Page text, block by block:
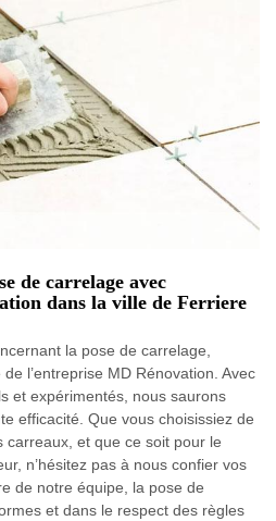
de carrelage avec
dans la ville de Ferriere
la pose de carrelage,
l’entreprise MD Rénovation. Avec
et expérimentés, nous saurons
efficacité. Que vous choisissiez de
et que ce soit pour le
n’hésitez pas à nous confier vos
de notre équipe, la pose de
et dans le respect des règles